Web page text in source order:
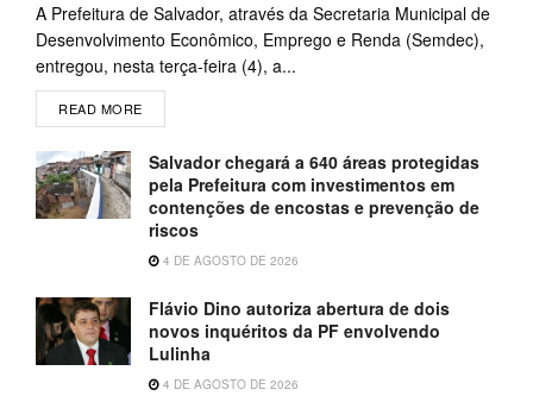
A Prefeitura de Salvador, através da Secretaria Municipal de
Desenvolvimento Econômico, Emprego e Renda (Semdec),
entregou, nesta terça-feira (4), a...
READ MORE
Salvador chegará a 640 áreas protegidas
pela Prefeitura com investimentos em
contenções de encostas e prevenção de
riscos
4 DE AGOSTO DE 2026
Flávio Dino autoriza abertura de dois
novos inquéritos da PF envolvendo
Lulinha
4 DE AGOSTO DE 2026